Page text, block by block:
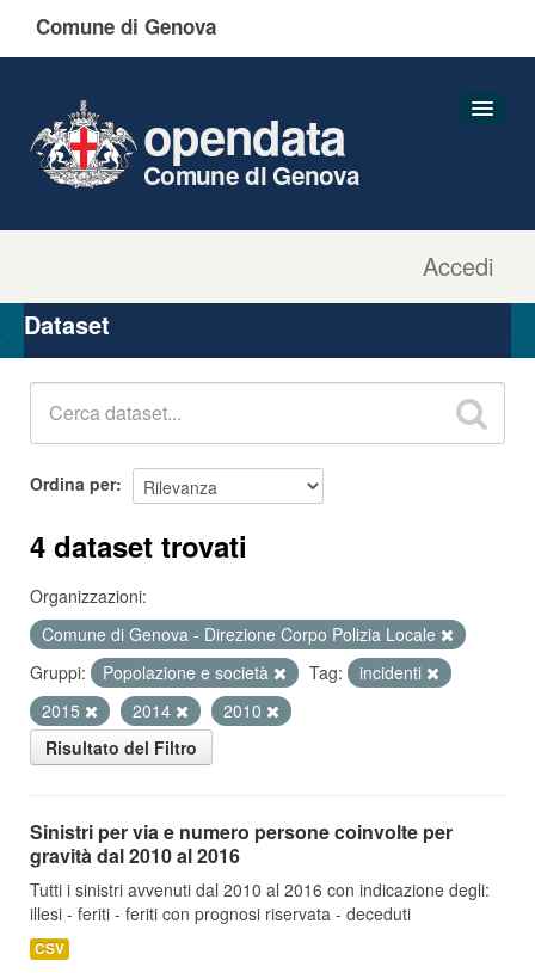
Comune di Genova
Accedi
opendata
Comune di Genova
Organizzazioni
Gruppi
Dataset
Ordina per
4 dataset trovati
Organizzazioni:
Comune di Genova - Direzione Corpo Polizia Locale
Gruppi:
Popolazione e società Tag:
incidenti
2015
2014
2010
Risultato del Filtro
Sinistri per via e numero persone coinvolte per
gravità dal 2010 al 2016
Tutti i sinistri avvenuti dal 2010 al 2016 con indicazione degli:
illesi - feriti - feriti con prognosi riservata - deceduti
CSV